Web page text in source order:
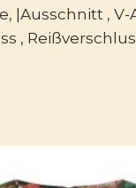
|Ausschnitt ,
,